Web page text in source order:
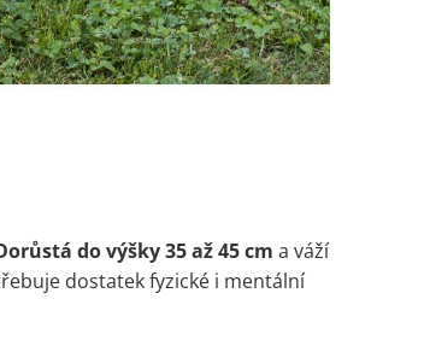
do výšky 35 až 45 cm a váží
dostatek fyzické i mentální